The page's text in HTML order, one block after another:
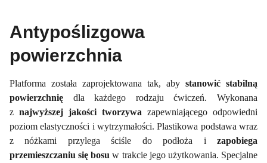
Antypoślizgowa
powierzchnia
Platforma została zaprojektowana tak, aby stanowić stabilną
powierzchnię dla każdego rodzaju ćwiczeń. Wykonana
z najwyższej jakości tworzywa zapewniającego odpowiedni
poziom elastyczności i wytrzymałości. Plastikowa podstawa wraz
z nóżkami przylega ściśle do podłoża i zapobiega
przemieszczaniu się bosuw trakcie jego użytkowania. Specjalne